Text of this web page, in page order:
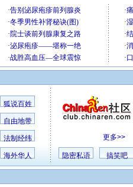
狐说百姓
自由地带
法制经纬
海外华人
更多>>
隐密私语 搞笑吧